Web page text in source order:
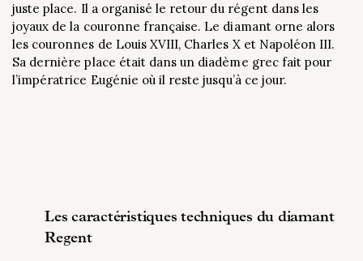
juste place. Il a organisé le retour du régent dans les
joyaux de la couronne française. Le diamant orne alors
les couronnes de Louis XVIII, Charles X et Napoléon III.
Sa dernière place était dans un diadème grec fait pour
l’impératrice Eugénie où il reste jusqu’à ce jour.
Les caractéristiques techniques du diamant
Regent